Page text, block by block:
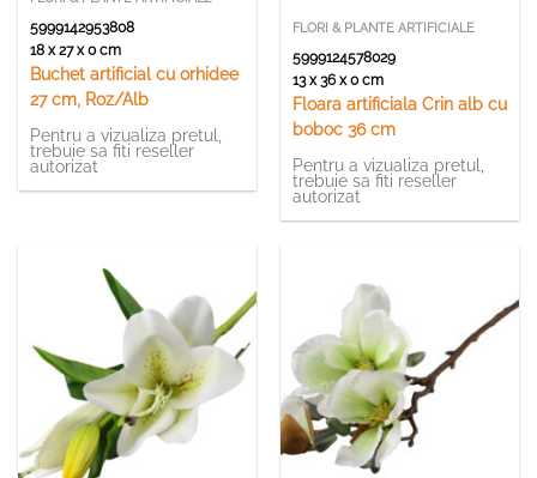
5999142953808
18 x 27 x 0 cm
Buchet artificial cu orhidee
27 cm, Roz/Alb
Pentru a vizualiza pretul,
trebuie sa fiti reseller
autorizat
FLORI & PLANTE ARTIFICIALE
5999124578029
13 x 36 x 0 cm
Floara artificiala Crin alb cu
boboc 36 cm
Pentru a vizualiza pretul,
trebuie sa fiti reseller
autorizat